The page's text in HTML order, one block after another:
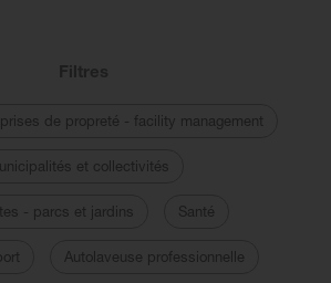
de propreté - facility management
et collectivités
- parcs et jardins Santé
Autolaveuse professionnelle